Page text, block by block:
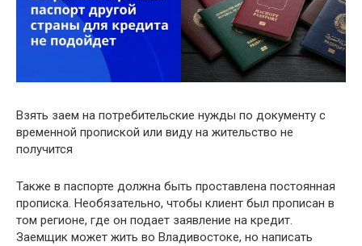
Взять заем на потребительские нужды по документу с
временной пропиской или виду на жительство не
получится
Также в паспорте должна быть проставлена постоянная
прописка. Необязательно, чтобы клиент был прописан в
том регионе, где он подает заявление на кредит.
Заемщик может жить во Владивостоке, но написать